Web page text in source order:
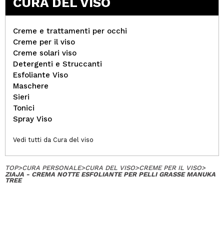
Creme e trattamenti per occhi
Creme per il viso
Creme solari viso
Detergenti e Struccanti
Esfoliante Viso
Maschere
Sieri
Tonici
Spray Viso
Vedi tutti da Cura del viso
TOP>CURA PERSONALE>CURA DEL VISO>CREME PER IL VISO>
ZIAJA - CREMA NOTTE ESFOLIANTE PER PELLI GRASSE MANUKA
TREE